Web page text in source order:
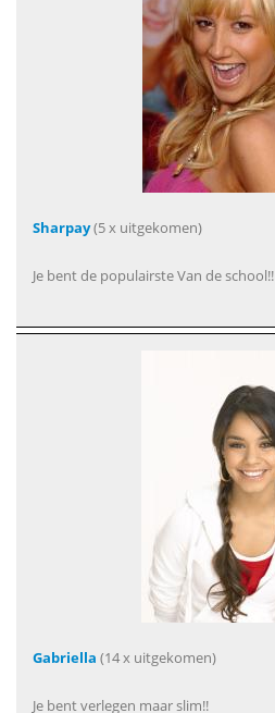
Sharpay(5 x uitgekomen)
Je bent de populairste Van de school!!
Gabriella (14 x uitgekomen)
Je bent verlegen maar slim!!